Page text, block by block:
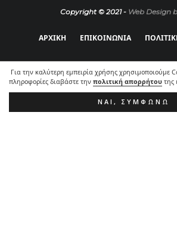
Για την καλύτερη εμπειρία χρήσης χρησιμοποιούμε
πληροφορίες διαβάστε την πολιτική απορρήτου της
ΝΑΙ, ΣΥΜΦΩΝΏ
Copyright © 2021 - Web Design
ΑΡΧΙΚΗ ΕΠΙΚΟΙΝΩΝΙΑ